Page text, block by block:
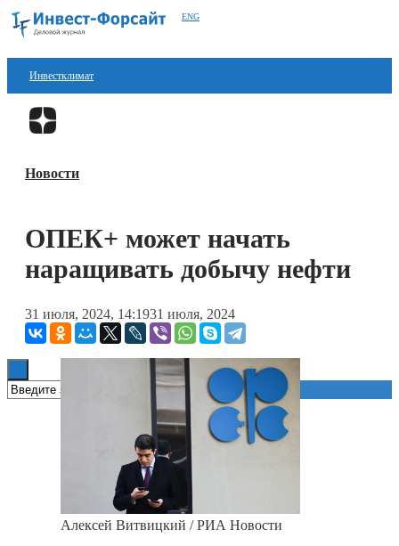
ENG
Инвестклимат
Финансы
Блокчейн
Книги
Новости
ОПЕК+ может начать
наращивать добычу нефти
31 июля, 2024, 14:1931 июля, 2024
Алексей Витвицкий / РИА Новости